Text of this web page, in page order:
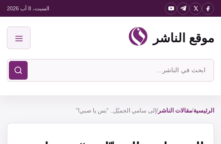
انتقل
المحتوى
السبت، 8 آب 2026
موقع الناشر
ابحث
في
الناشر
الرئيسية/مقالات الناشر/ إلى سامي الجميّل.. “بس يا صبي!”